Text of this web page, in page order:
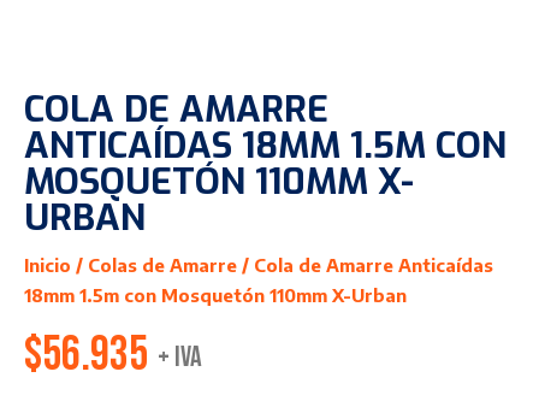
COLA DE AMARRE
ANTICAÍDAS 18MM 1.5M CON
MOSQUETÓN 110MM X-
URBAN
Inicio / Colas de Amarre / Cola de Amarre Anticaídas
18mm 1.5m con Mosquetón 110mm X-Urban
$56.935 + IVA